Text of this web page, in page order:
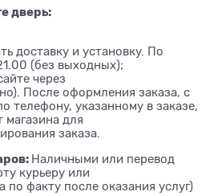
дверь:
доставку и установку. По
(без выходных);
через
После оформления заказа, с
телефону, указанному в заказе,
магазина для
заказа.
Наличными или перевод
курьеру или
по факту после оказания услуг)